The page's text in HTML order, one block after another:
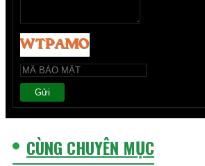
Gửi
CÙNG CHUYÊN MỤC